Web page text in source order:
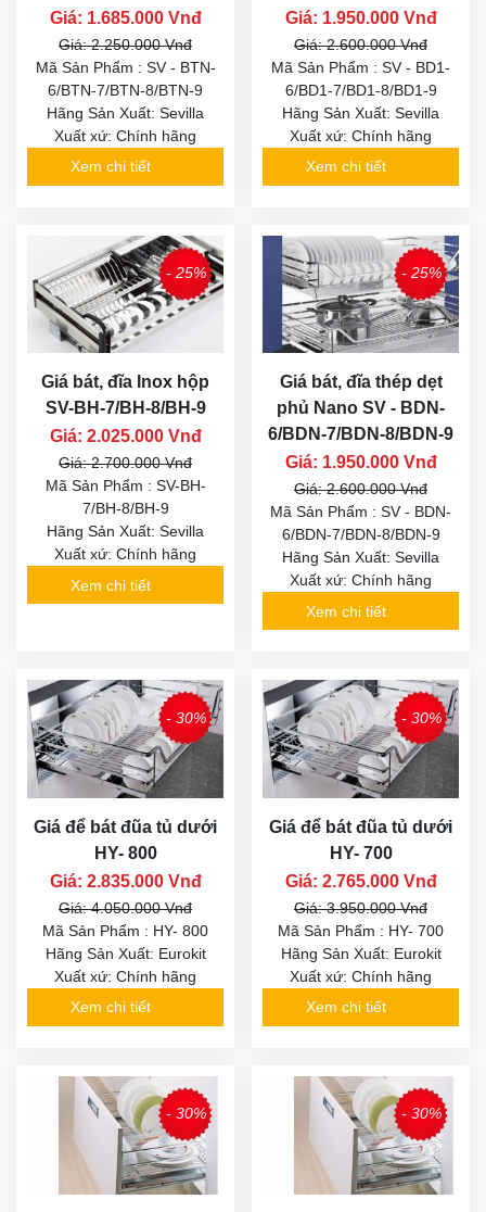
Giá: 1.685.000 Vnđ
Giá: 2.250.000 Vnđ
Mã Sản Phẩm : SV - BTN-
6/BTN-7/BTN-8/BTN-9
Hãng Sản Xuất: Sevilla
Xuất xứ: Chính hãng
Xem chi tiết
Giá: 1.950.000 Vnđ
Giá: 2.600.000 Vnđ
Mã Sản Phẩm : SV - BD1-
6/BD1-7/BD1-8/BD1-9
Hãng Sản Xuất: Sevilla
Xuất xứ: Chính hãng
Xem chi tiết
- 25%
Giá bát, đĩa Inox hộp
SV-BH-7/BH-8/BH-9
Giá: 2.025.000 Vnđ
Giá: 2.700.000 Vnđ
Mã Sản Phẩm : SV-BH-
7/BH-8/BH-9
Hãng Sản Xuất: Sevilla
Xuất xứ: Chính hãng
Xem chi tiết
- 25%
Giá bát, đĩa thép dẹt
phủ Nano SV - BDN-
6/BDN-7/BDN-8/BDN-9
Giá: 1.950.000 Vnđ
Giá: 2.600.000 Vnđ
Mã Sản Phẩm : SV - BDN-
6/BDN-7/BDN-8/BDN-9
Hãng Sản Xuất: Sevilla
Xuất xứ: Chính hãng
Xem chi tiết
- 30%
Giá để bát đũa tủ dưới
HY- 800
Giá: 2.835.000 Vnđ
Giá: 4.050.000 Vnđ
Mã Sản Phẩm : HY- 800
Hãng Sản Xuất: Eurokit
Xuất xứ: Chính hãng
Xem chi tiết
- 30%
Giá để bát đũa tủ dưới
HY- 700
Giá: 2.765.000 Vnđ
Giá: 3.950.000 Vnđ
Mã Sản Phẩm : HY- 700
Hãng Sản Xuất: Eurokit
Xuất xứ: Chính hãng
Xem chi tiết
- 30% - 30%